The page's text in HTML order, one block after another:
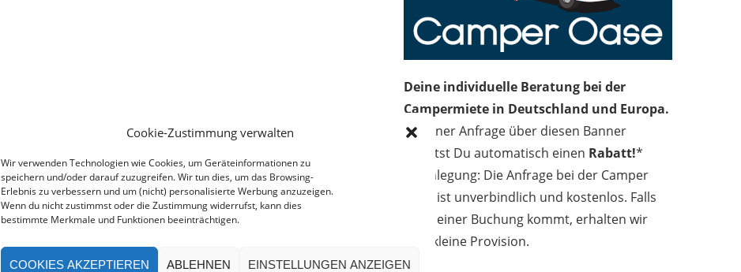
Cookie-Zustimmung verwalten
Wir verwenden Technologien wie Cookies, um Geräteinformationen zu
speichern und/oder darauf zuzugreifen. Wir tun dies, um das Browsing-
Erlebnis zu verbessern und um (nicht) personalisierte Werbung anzuzeigen.
Wenn du nicht zustimmst oder die Zustimmung widerrufst, kann dies
bestimmte Merkmale und Funktionen beeinträchtigen.
COOKIES AKZEPTIEREN ABLEHNEN EINSTELLUNGEN ANZEIGEN
Deine individuelle Beratung bei der
Campermiete in Deutschland und Europa.
Bei einer Anfrage über diesen Banner
erhältst Du automatisch einen Rabatt!*
Offenlegung: Die Anfrage bei der Camper
Oase ist unverbindlich und kostenlos. Falls
es zu einer Buchung kommt, erhalten wir
eine kleine Provision.